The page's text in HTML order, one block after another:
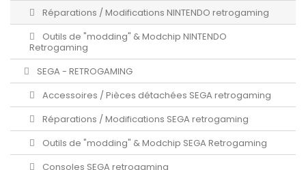
Réparations / Modifications NINTENDO retrogaming
Outils de "modding" & Modchip NINTENDO
Retrogaming
SEGA - RETROGAMING
Accessoires / Pièces détachées SEGA retrogaming
Réparations / Modifications SEGA retrogaming
Outils de "modding" & Modchip SEGA Retrogaming
Consoles SEGA retrogaming